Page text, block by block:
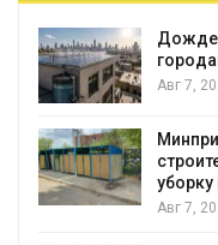
Авг 7,
Авг 7,